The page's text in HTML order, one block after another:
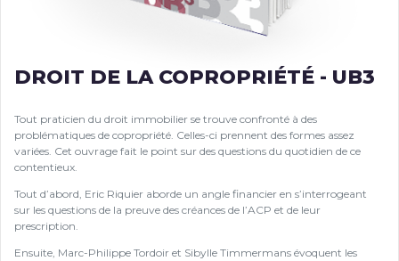
DROIT DE LA COPROPRIÉTÉ - UB3
Tout praticien du droit immobilier se trouve confronté à des
problématiques de copropriété. Celles-ci prennent des formes assez
variées. Cet ouvrage fait le point sur des questions du quotidien de ce
contentieux.
Tout d’abord, Eric Riquier aborde un angle financier en s’interrogeant
sur les questions de la preuve des créances de l’ACP et de leur
prescription.
Ensuite, Marc-Philippe Tordoir et Sibylle Timmermans évoquent les